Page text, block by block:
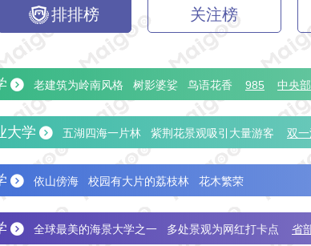
排排榜 关注榜
老建筑为岭南风格 树影婆娑 鸟语花香 985 中央
双一流 211 省部共建
大学 五湖四海一片林 紫荆花景观吸引大量游客 双
依山傍海 校园有大片的荔枝林 花木繁荣
全球最美的海景大学之一 多处景观为网红打卡点 省